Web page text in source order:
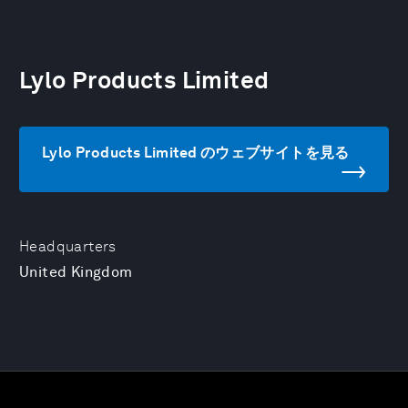
Headquarters
United Kingdom
Lylo Products Limited
Lylo Products Limited のウェブサイトを見る